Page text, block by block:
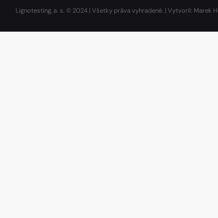
Lignotesting, a. s. © 2024 | Všetky práva vyhradené. | Vytvoril: Marek